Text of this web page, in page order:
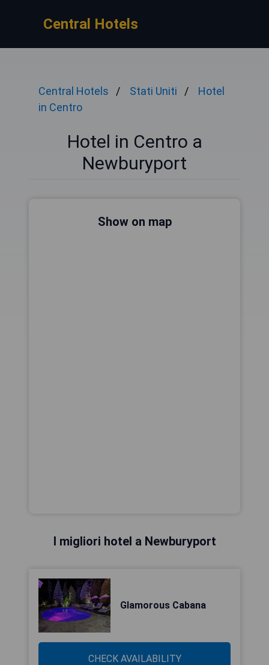
Central Hotels
Central Hotels Stati Uniti
Hotel
in Centro
Hotel in Centro a
Newburyport
Show on map
I migliori hotel a Newburyport
Glamorous Cabana
CHECK AVAILABILITY